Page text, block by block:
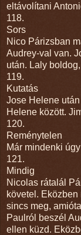
eltávolítani
118.
Sors
Nico Párizsban
Audrey-val van.
után. Laly
119.
Kutatás
Jose Helene
Helene között.
120.
Reménytelen
Már mindenki
121.
Mindig
Nicolas rátalál
követel.
sincs meg,
Paulról beszél
ellen küzd.